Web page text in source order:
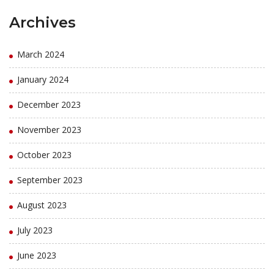
Archives
March 2024
January 2024
December 2023
November 2023
October 2023
September 2023
August 2023
July 2023
June 2023